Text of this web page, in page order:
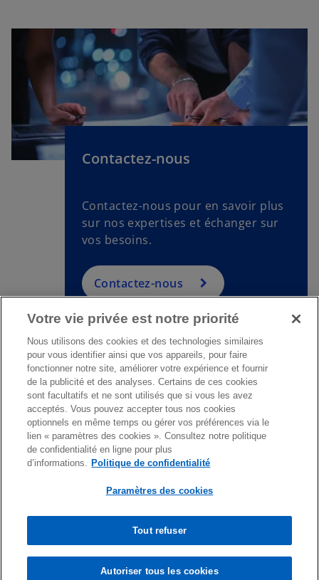
Contactez-nous
Contactez-nous pour en savoir plus
sur nos expertises et échanger sur
vos besoins.
Contactez-nous
s
’
u
r
a
n
s
n
u
v
e
l
o
n
g
l
e
Contact
Média
’
u
v
’
o
u
v
’
u
v
’
u
ConfidentialitéAccessibilité
Conditions Générales d’Intervention (CGI)
Votre vie privée est notre priorité
Nous utilisons des cookies et des technologies similaires
pour vous identifier ainsi que vos appareils, pour faire
fonctionner notre site, améliorer votre expérience et fournir
de la publicité et des analyses. Certains de ces cookies
sont facultatifs et ne sont utilisés que si vous les avez
acceptés. Vous pouvez accepter tous nos cookies
optionnels en même temps ou gérer vos préférences via le
lien « paramètres des cookies ». Consultez notre politique
de confidentialité en ligne pour plus
d’informations. Politique de confidentialité
Paramètres des cookies
Tout refuser
Autoriser tous les cookies